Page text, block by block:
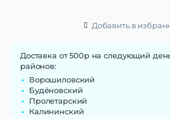
Добавить в
Доставка от 500р на следующий
районов:
Ворошиловский
Будёновский
Пролетарский
Калининский